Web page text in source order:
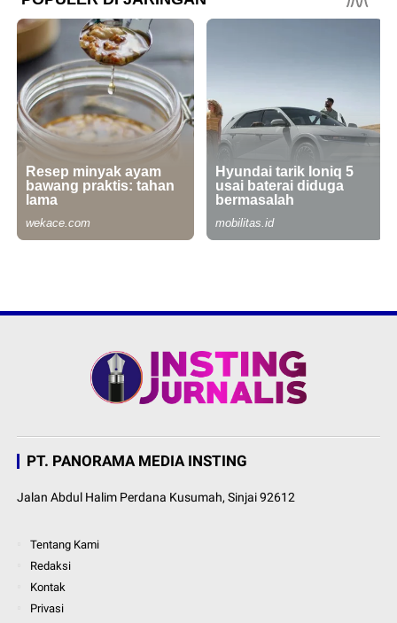
PT. PANORAMA MEDIA INSTING
Jalan Abdul Halim Perdana Kusumah, Sinjai 92612
Tentang Kami
Redaksi
Kontak
Privasi